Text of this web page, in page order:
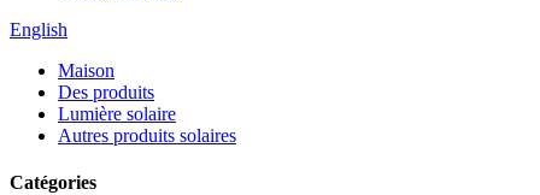
English
Maison
Des produits
Lumière solaire
Autres produits solaires
Catégories